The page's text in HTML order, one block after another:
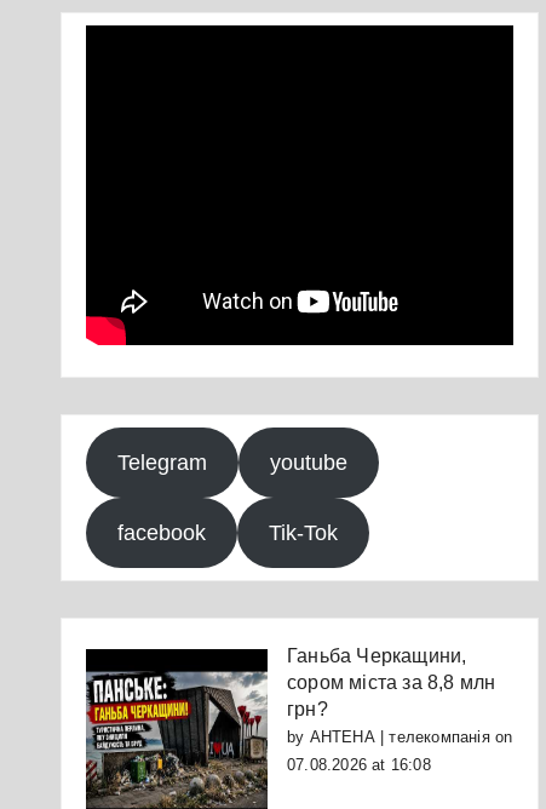
Telegram youtube
facebook Tik-Tok
Ганьба Черкащини,
сором міста за 8,8 млн
грн?
by АНТЕНА | телекомпаніяon
07.08.2026 at 16:08